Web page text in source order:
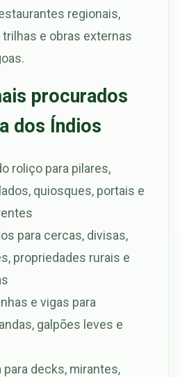
regionais,
e obras externas
procurados
dos Índios
roliço para pilares,
quiosques, portais e
para cercas, divisas,
propriedades rurais e
e vigas para
galpões leves e
para decks, mirantes,